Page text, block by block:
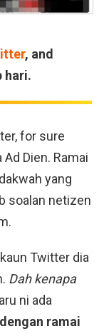
, and
hari.
for sure
Dien. Ramai
yang
soalan netizen
Twitter dia
Dah kenapa
ni ada
ramai